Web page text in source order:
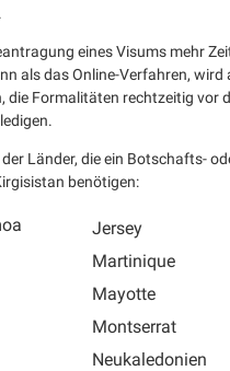
eines Visums mehr
als das Online-Verfahren, wird
die Formalitäten rechtzeitig vor
Länder, die ein Botschafts-
benötigen:
Jersey
Martinique
Mayotte
Montserrat
Neukaledonien